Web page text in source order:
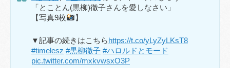
「とことん(黒柳)徹子さんを愛しなさい」
【写真9枚
】
▼記事の続きはこちらhttps://t.co/yLyZyLKsT8
#timelesz #黒柳徹子 #ハロルドとモード
pic.twitter.com/mxkvwsxO3P